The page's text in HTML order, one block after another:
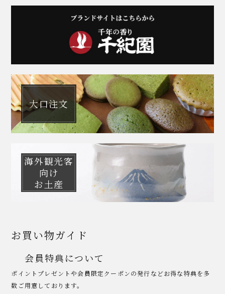
大口注文
海外観光客
向け
お土産
お買い物ガイド
会員特典について
ポイントプレゼントや会員限定クーポンの発行などお得な特典を多
数ご用意しております。